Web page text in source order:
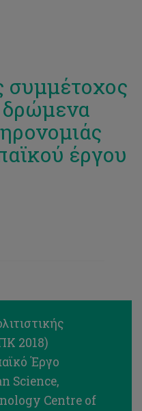
συμμέτοχος
έργου
2018)
Έργο
Science,
Centre of